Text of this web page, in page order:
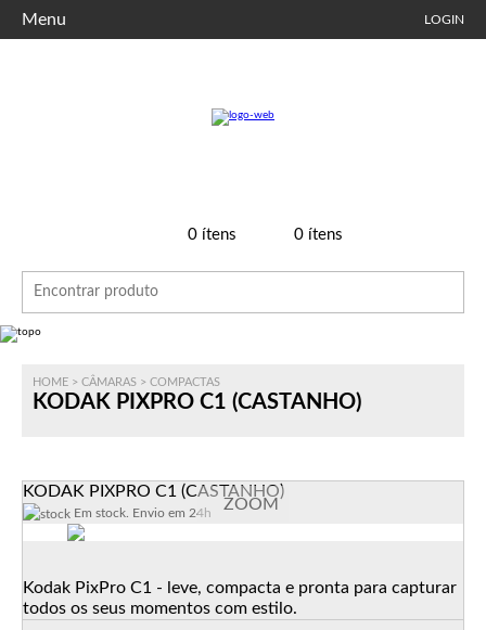
Menu LOGIN
0ítens 0ítens
HOME > CÂMARAS > COMPACTAS
KODAK PIXPRO C1 (CASTANHO)
KODAK PIXPRO C1 (CASTANHO)
Em stock. Envio em 24h ZOOM
Kodak PixPro C1 - leve, compacta e pronta para capturar
todos os seus momentos com estilo.